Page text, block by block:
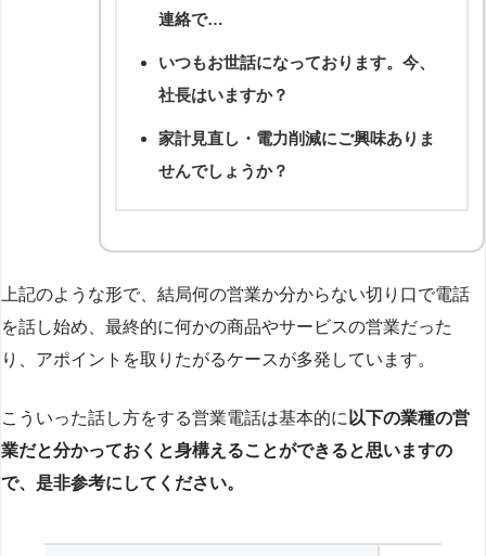
連絡で…
いつもお世話になっております。今、
社長はいますか？
家計見直し・電力削減にご興味ありま
せんでしょうか？
上記のような形で、結局何の営業か分からない切り口で電話
を話し始め、最終的に何かの商品やサービスの営業だった
り、アポイントを取りたがるケースが多発しています。
こういった話し方をする営業電話は基本的に 以下の業種の営
業だと分かっておくと身構えることができると思いますの
で、是非参考にしてください。